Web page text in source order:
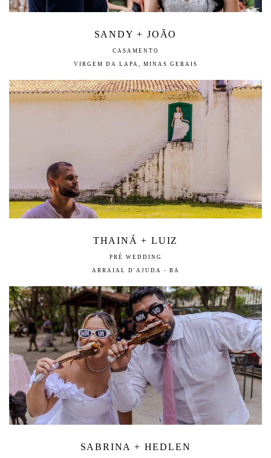
SANDY + JOÃO
CASAMENTO
VIRGEM DA LAPA, MINAS GERAIS
THAINÁ + LUIZ
PRÉ WEDDING
ARRAIAL D'AJUDA - BA
SABRINA + HEDLEN